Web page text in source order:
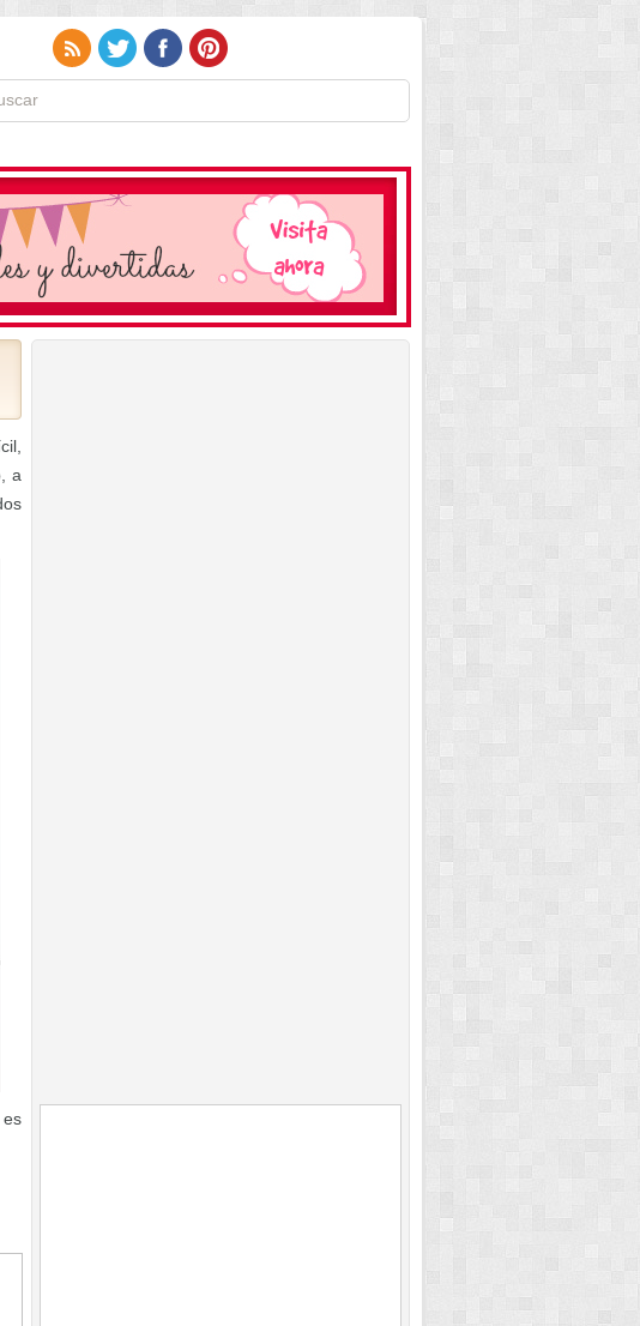
a
es